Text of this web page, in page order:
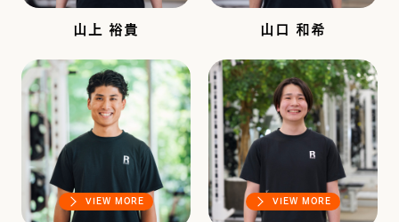
山上 裕貴 山口 和希
VIEW MORE VIEW MORE